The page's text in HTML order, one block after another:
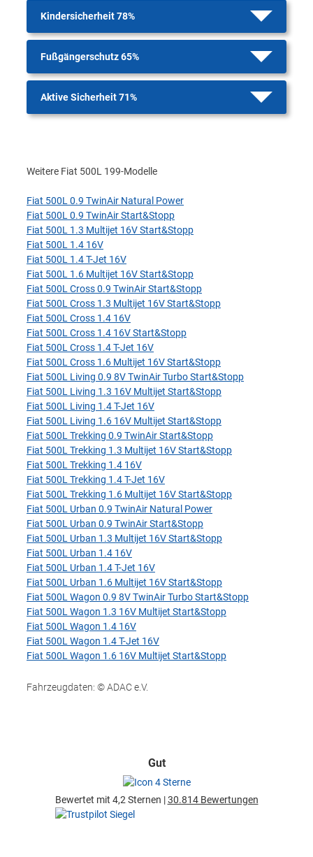
Kindersicherheit 78%
Fußgängerschutz 65%
Aktive Sicherheit 71%
Weitere Fiat 500L 199-Modelle
Fiat 500L 0.9 TwinAir Natural Power
Fiat 500L 0.9 TwinAir Start&Stopp
Fiat 500L 1.3 Multijet 16V Start&Stopp
Fiat 500L 1.4 16V
Fiat 500L 1.4 T-Jet 16V
Fiat 500L 1.6 Multijet 16V Start&Stopp
Fiat 500L Cross 0.9 TwinAir Start&Stopp
Fiat 500L Cross 1.3 Multijet 16V Start&Stopp
Fiat 500L Cross 1.4 16V
Fiat 500L Cross 1.4 16V Start&Stopp
Fiat 500L Cross 1.4 T-Jet 16V
Fiat 500L Cross 1.6 Multijet 16V Start&Stopp
Fiat 500L Living 0.9 8V TwinAir Turbo Start&Stopp
Fiat 500L Living 1.3 16V Multijet Start&Stopp
Fiat 500L Living 1.4 T-Jet 16V
Fiat 500L Living 1.6 16V Multijet Start&Stopp
Fiat 500L Trekking 0.9 TwinAir Start&Stopp
Fiat 500L Trekking 1.3 Multijet 16V Start&Stopp
Fiat 500L Trekking 1.4 16V
Fiat 500L Trekking 1.4 T-Jet 16V
Fiat 500L Trekking 1.6 Multijet 16V Start&Stopp
Fiat 500L Urban 0.9 TwinAir Natural Power
Fiat 500L Urban 0.9 TwinAir Start&Stopp
Fiat 500L Urban 1.3 Multijet 16V Start&Stopp
Fiat 500L Urban 1.4 16V
Fiat 500L Urban 1.4 T-Jet 16V
Fiat 500L Urban 1.6 Multijet 16V Start&Stopp
Fiat 500L Wagon 0.9 8V TwinAir Turbo Start&Stopp
Fiat 500L Wagon 1.3 16V Multijet Start&Stopp
Fiat 500L Wagon 1.4 16V
Fiat 500L Wagon 1.4 T-Jet 16V
Fiat 500L Wagon 1.6 16V Multijet Start&Stopp
Fahrzeugdaten: © ADAC e.V.
Gut
Bewertet mit 4,2 Sternen |30.814 Bewertungen